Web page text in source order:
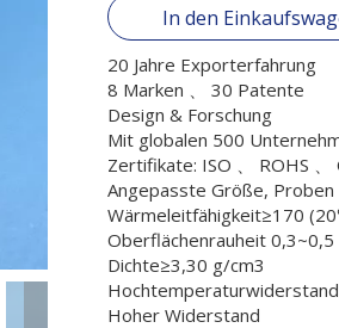
In den
20 Jahre Exporterfahrung
8 Marken 、 30 Patente
Design & Forschung
Mit globalen 500
Zertifikate: ISO 、 ROHS 、
Angepasste Größe,
Wärmeleitfähigkeit≥170
Oberflächenrauheit 0,3~0,5
Dichte≥3,30 g/cm3
Hochtemperaturwiderstand
Hoher Widerstand